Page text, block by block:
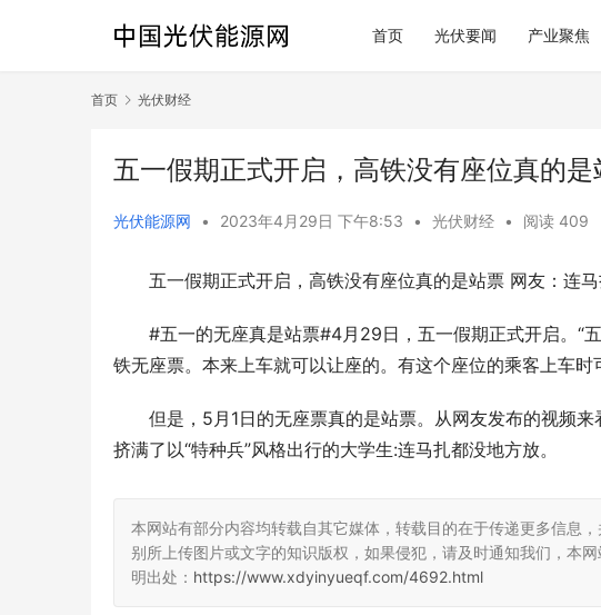
首页 光伏要闻 产业聚焦
首页 光伏财经
五一假期正式开启，高铁没有座位真的
光伏能源网 • 2023年4月29日 下午8:53 • 光伏财经 • 阅读 409
五一假期正式开启，高铁没有座位真的是站票 网友：连
#五一的无座真是站票#4月29日，五一假期正式开启。“
铁无座票。本来上车就可以让座的。有这个座位的乘客上车时
但是，5月1日的无座票真的是站票。从网友发布的视频
挤满了以“特种兵”风格出行的大学生:连马扎都没地方放。
本网站有部分内容均转载自其它媒体，转载目的在于传递更多信息
别所上传图片或文字的知识版权，如果侵犯，请及时通知我们，本
明出处： https://www.xdyinyueqf.com/4692.html